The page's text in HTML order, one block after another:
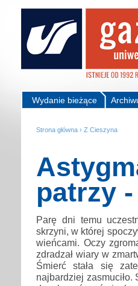
Wydanie bieżące
Strona główna › Z Cieszyna
patrzy
Parę dni temu
skrzyni, w której
wieńcami. Oczy
zdradzał wiary w
Śmierć stała się
najbardziej zasmuciło.